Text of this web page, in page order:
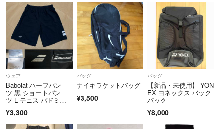
ウェア
Babolat ハーフパン
ツ 黒 ショートパン
ツ L テニス バドミン
¥3,300
バッグ
ナイキラケットバッグ
¥3,500
バッグ
【新品・未使用】 YON
EX ヨネックス バック
パック
¥8,000